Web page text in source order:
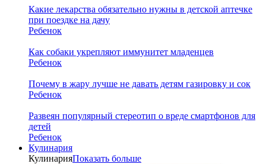
Какие лекарства обязательно нужны в детской аптечке
при поездке на дачу
Ребенок
Как собаки укрепляют иммунитет младенцев
Ребенок
Почему в жару лучше не давать детям газировку и сок
Ребенок
Развеян популярный стереотип о вреде смартфонов для
детей
Ребенок
Кулинария
КулинарияПоказать больше